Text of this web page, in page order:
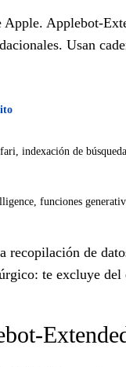
Applebot-
Usan
indexación de búsqueda
funciones
de
te excluye